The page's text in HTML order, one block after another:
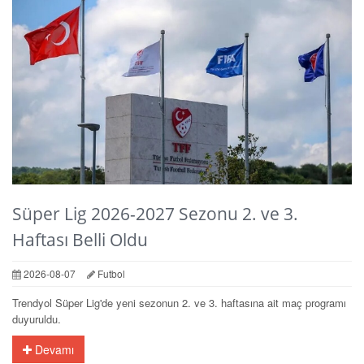
Süper Lig 2026-2027 Sezonu 2. ve 3.
Haftası Belli Oldu
2026-08-07 Futbol
Trendyol Süper Lig'de yeni sezonun 2. ve 3. haftasına ait maç programı
duyuruldu.
Devamı